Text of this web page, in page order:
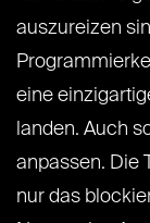
auszureizen
eine
landen. Auch
anpassen. Die
nur das